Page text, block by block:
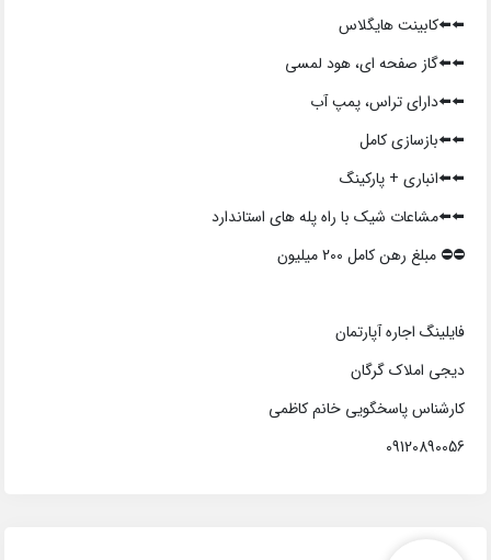
⬅️⬅️کابینت هایگلاس
⬅️⬅️گاز صفحه ای، هود لمسی
⬅️⬅️دارای تراس، پمپ آب
⬅️⬅️بازسازی کامل
⬅️⬅️انباری + پارکینگ
⬅️⬅️مشاعات شیک با راه پله های استاندارد
⛔️⛔️ مبلغ رهن کامل 200 میلیون
فایلینگ اجاره آپارتمان
دیجی املاک گرگان
کارشناس پاسخگویی خانم کاظمی
09120890056